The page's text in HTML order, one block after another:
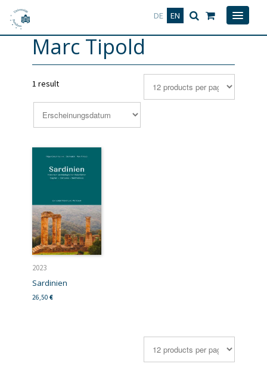
DE EN
Deutsch
Marc Tipold
1 result
2023
Sardinien
26,50 €